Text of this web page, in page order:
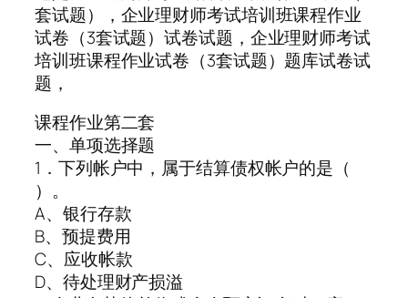
套试题），企业理财师考试培训班课程作业
试卷（3套试题）试卷试题，企业理财师考试
培训班课程作业试卷（3套试题）题库试卷试
题，
课程作业第二套
一、单项选择题
1．下列帐户中，属于结算债权帐户的是（
）。
A、银行存款
B、预提费用
C、应收帐款
D、待处理财产损溢